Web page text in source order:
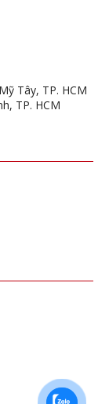
Tây, TP. HCM
TP. HCM